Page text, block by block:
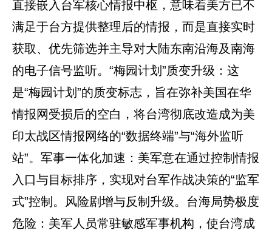
直接嵌入台军核心情报中枢，意味着美方已不
满足于台方提供整理后的情报，而是直接实时
获取、优先筛选并主导对大陆东南沿海及南海
的电子信号监听。“梅园计划”质变升级：这
是“梅园计划”的质变标志，旨在弥补美国在华
情报网受损后的空白，将台湾彻底改造成为美
印太战区情报网络的“数据终端”与“海外监听
站”。军事一体化加速：美军意在通过控制情报
入口与目标排序，实现对台军作战决策的“监军
式”控制。风险剧增与反制升级。台海局势极度
危险：美军人员常驻敏感军事机构，使台湾成